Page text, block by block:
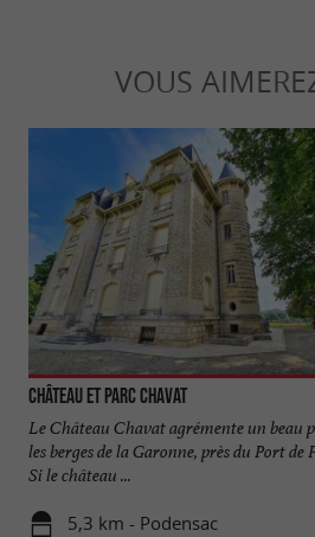
VOUS
Château et Parc Chavat
Le Château Chavat agrémente un beau
les berges de la Garonne, près du Port de
Si le château ...
5,3 km - Podensac